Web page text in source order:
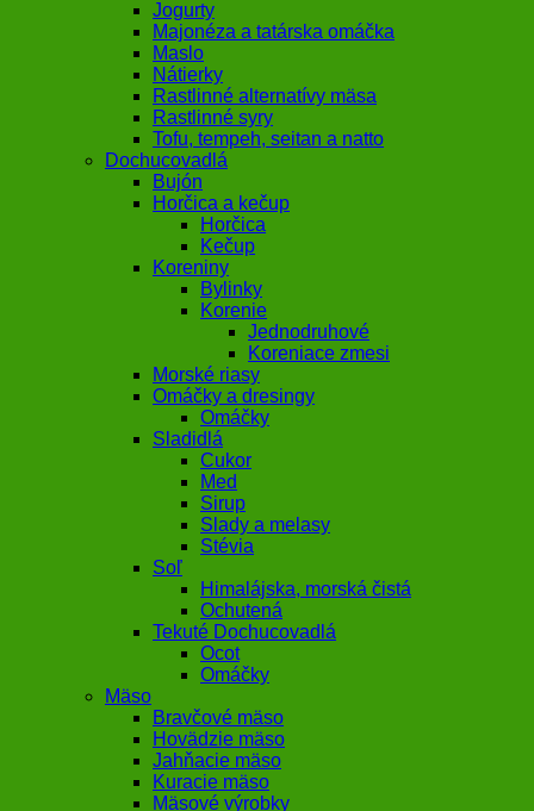
Jogurty
Majonéza a tatárska omáčka
Maslo
Nátierky
Rastlinné alternatívy mäsa
Rastlinné syry
Tofu, tempeh, seitan a natto
Dochucovadlá
Bujón
Horčica a kečup
Horčica
Kečup
Koreniny
Bylinky
Korenie
Jednodruhové
Koreniace zmesi
Morské riasy
Omáčky a dresingy
Omáčky
Sladidlá
Cukor
Med
Sirup
Slady a melasy
Stévia
Soľ
Himalájska, morská čistá
Ochutená
Tekuté Dochucovadlá
Ocot
Omáčky
Mäso
Bravčové mäso
Hovädzie mäso
Jahňacie mäso
Kuracie mäso
Mäsové výrobky